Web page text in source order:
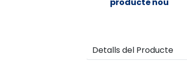
Detalls del Producte